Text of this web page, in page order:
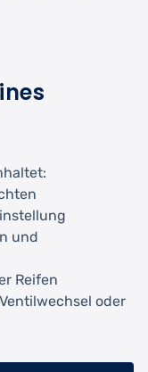
und
Reifen
oder